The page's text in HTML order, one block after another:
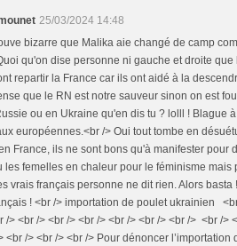
25/03/2024 14:48
bizarre que Malika aie changé de camp
qu'on dise personne ni gauche et droite
repartir la France car ils ont aidé à la
que le RN est notre sauveur sinon on est
ou en Ukraine qu'en dis tu ? lolll ! Blague
européennes.<br /> Oui tout tombe en
France, ils ne sont bons qu'à manifester pour
les femelles en chaleur pour le féminisme mais
vrais français personne ne dit rien. Alors
! <br /> importation de poulet ukrainien
/> <br /> <br /> <br /> <br /> <br /> <br /> <br />
<br /> <br /> <br /> Pour dénoncer